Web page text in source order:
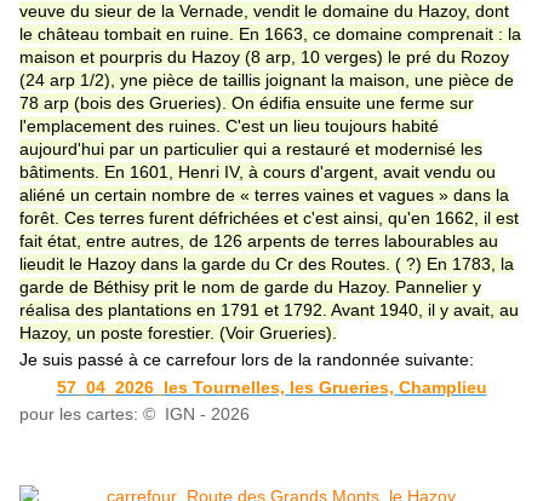
veuve du sieur de la Vernade, vendit le domaine du Hazoy, dont
le château tombait en ruine. En 1663, ce domaine comprenait : la
maison et pourpris du Hazoy (8 arp, 10 verges) le pré du Rozoy
(24 arp 1/2), yne pièce de taillis joignant la maison, une pièce de
78 arp (bois des Grueries). On édifia ensuite une ferme sur
l'emplacement des ruines. C'est un lieu toujours habité
aujourd'hui par un particulier qui a restauré et modernisé les
bâtiments. En 1601, Henri IV, à cours d'argent, avait vendu ou
aliéné un certain nombre de « terres vaines et vagues » dans la
forêt. Ces terres furent défrichées et c'est ainsi, qu'en 1662, il est
fait état, entre autres, de 126 arpents de terres labourables au
lieudit le Hazoy dans la garde du Cr des Routes. ( ?) En 1783, la
garde de Béthisy prit le nom de garde du Hazoy. Pannelier y
réalisa des plantations en 1791 et 1792. Avant 1940, il y avait, au
Hazoy, un poste forestier. (Voir Grueries).
Je suis passé à ce carrefour lors de la randonnée suivante:
57_04_2026_les Tournelles, les Grueries, Champlieu
pour les cartes: © IGN - 2026